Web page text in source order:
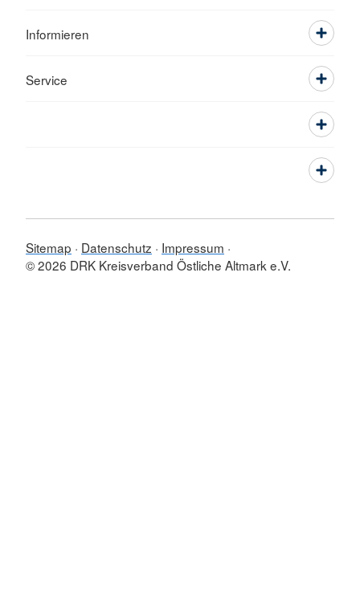
Informieren
Service
Sitemap Datenschutz
Impressum
© 2026 DRK Kreisverband Östliche Altmark e.V.